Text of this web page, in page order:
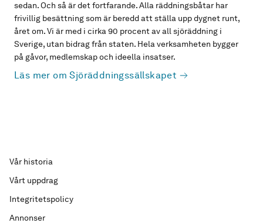
sedan. Och så är det fortfarande. Alla räddningsbåtar har
frivillig besättning som är beredd att ställa upp dygnet runt,
året om. Vi är med i cirka 90 procent av all sjöräddning i
Sverige, utan bidrag från staten. Hela verksamheten bygger
på gåvor, medlemskap och ideella insatser.
Läs mer om Sjöräddningssällskapet
Vår historia
Vårt uppdrag
Integritetspolicy
Annonser